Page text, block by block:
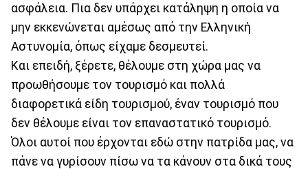
ασφάλεια. Πια δεν υπάρχει κατάληψη η οποία να
μην εκκενώνεται αμέσως από την Ελληνική
Αστυνομία, όπως είχαμε δεσμευτεί.
Και επειδή, ξέρετε, θέλουμε στη χώρα μας να
προωθήσουμε τον τουρισμό και πολλά
διαφορετικά είδη τουρισμού, έναν τουρισμό που
δεν θέλουμε είναι τον επαναστατικό τουρισμό.
Όλοι αυτοί που έρχονται εδώ στην πατρίδα μας, να
πάνε να γυρίσουν πίσω να τα κάνουν στα δικά τους